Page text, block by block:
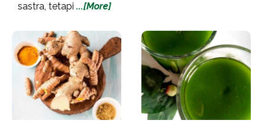
sastra, tetapi ...[More]